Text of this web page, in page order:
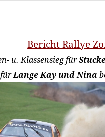
Bericht Rallye
u. Klassensieg für
fürLange Kay und Nina